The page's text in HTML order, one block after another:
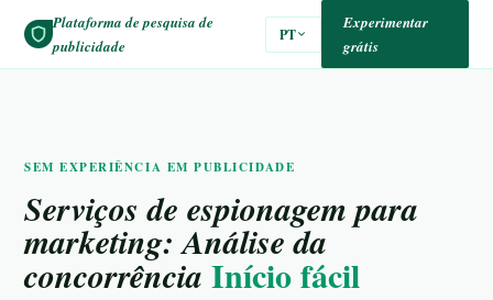
Plataforma de pesquisa de
publicidade
PT
Experimentar
grátis
SEM EXPERIÊNCIA EM PUBLICIDADE
Serviços de espionagem para
marketing: Análise da
concorrência Início fácil